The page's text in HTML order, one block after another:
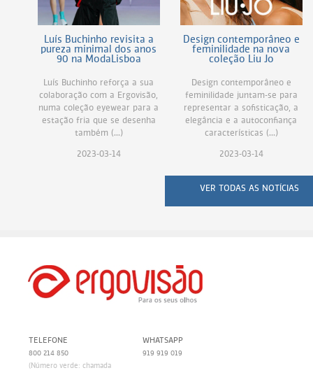
Luís Buchinho revisita a
pureza minimal dos anos
90 na ModaLisboa
Luís Buchinho reforça a sua
colaboração com a Ergovisão,
numa coleção eyewear para a
estação fria que se desenha
também (...)
2023-03-14
Design contemporâneo e
feminilidade na nova
coleção Liu Jo
Design contemporâneo e
feminilidade juntam-se para
representar a sofisticação, a
elegância e a autoconfiança
características (...)
2023-03-14
VER TODAS AS NOTÍCIAS
TELEFONE
800 214 850
(Número verde: chamada
WHATSAPP
919 919 019